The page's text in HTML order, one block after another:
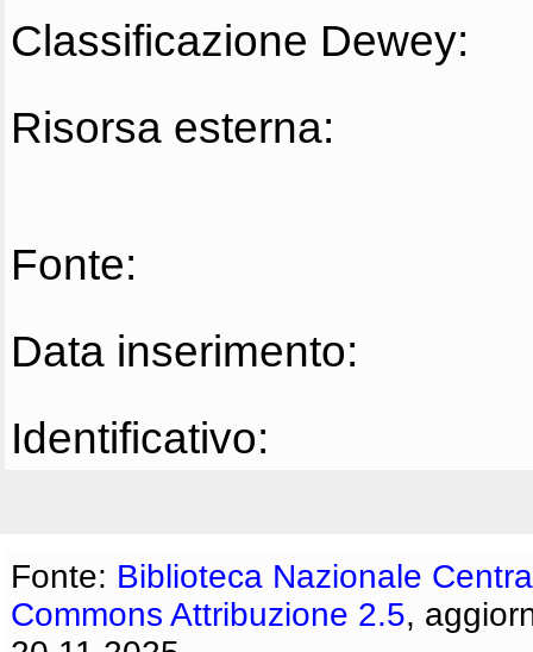
Classificazione Dewey:
Risorsa esterna:
Fonte:
Data inserimento:
Identificativo:
Fonte: Biblioteca Nazionale
Commons Attribuzione 2.5,